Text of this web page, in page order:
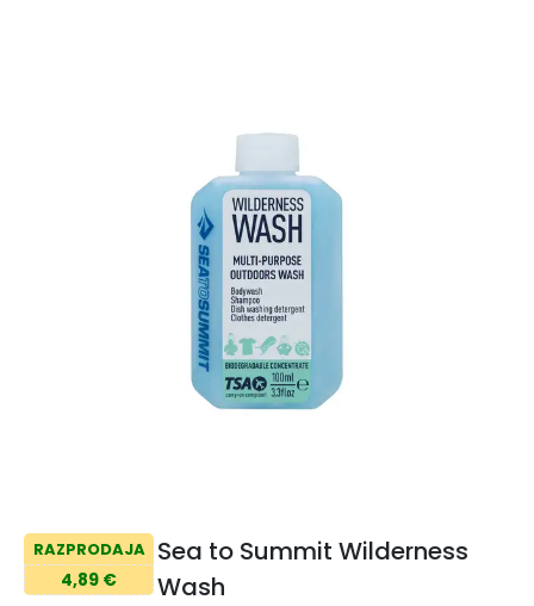
RAZPRODAJA
4,89 €
Sea to Summit Wilderness
Wash